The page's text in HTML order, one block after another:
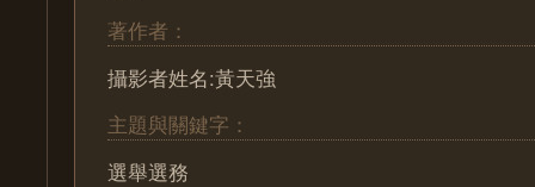
著作者：
攝影者姓名:黃天強
主題與關鍵字：
選舉選務